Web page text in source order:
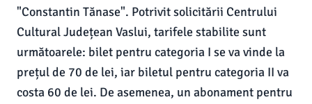
"Constantin Tănase". Potrivit solicitării Centrului
Cultural Județean Vaslui, tarifele stabilite sunt
următoarele: bilet pentru categoria I se va vinde la
prețul de 70 de lei, iar biletul pentru categoria II va
costa 60 de lei. De asemenea, un abonament pentru